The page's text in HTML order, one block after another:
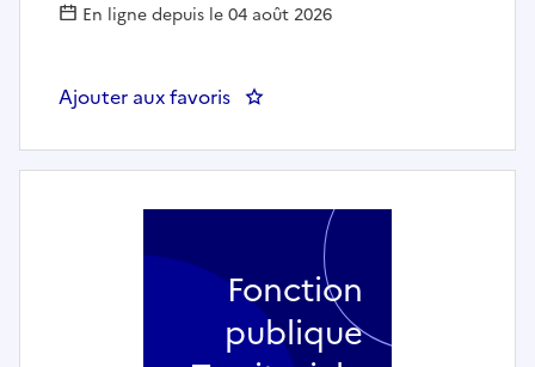
En ligne depuis le 04 août 2026
Ajouter aux favoris : Technicien travaux
Fonction
publique